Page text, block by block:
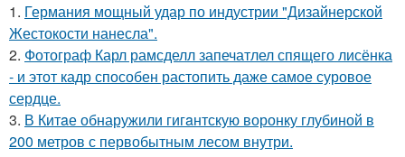
1. Германия мощный удар по индустрии "Дизайнерской
Жестокости нанесла".
2. Фотограф Карл рамсделл запечатлел спящего лисёнка
- и этот кадр способен растопить даже самое суровое
сердце.
3. В Китaе обнаружили гигaнтскую воронку глубиной в
200 метров с первобытным лесом внутри.